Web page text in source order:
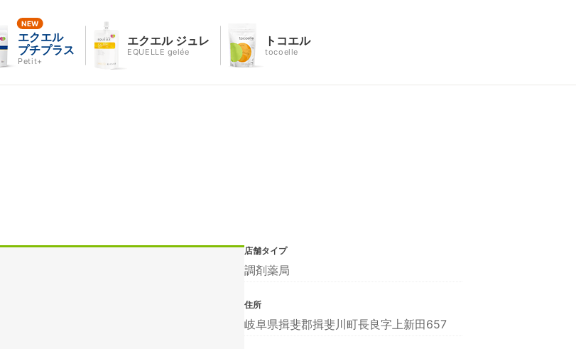
エクエル
プチプラス
Petit+
エクエル ジュレ
EQUELLE gelée
トコエル
tocoelle
店舗タイプ
調剤薬局
住所
岐阜県揖斐郡揖斐川町長良字上新田657